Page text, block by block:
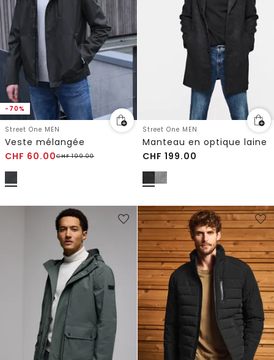
-70%
Street One MEN
Veste mélangée
CHF 60.00CHF199.00
Street One MEN
Manteau en optique laine
CHF 199.00